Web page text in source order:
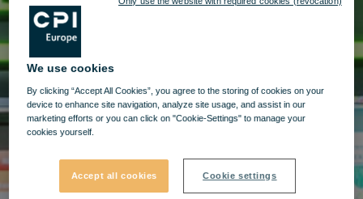
We use cookies
By clicking “Accept All Cookies”, you agree to the storing of cookies on your
device to enhance site navigation, analyze site usage, and assist in our
marketing efforts or you can click on "Cookie-Settings" to manage your
cookies yourself.
Accept all cookies Cookie settings